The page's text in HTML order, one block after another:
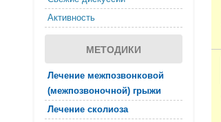
Активность
МЕТОДИКИ
Лечение межпозвонковой
(межпозвоночной) грыжи
Лечение сколиоза